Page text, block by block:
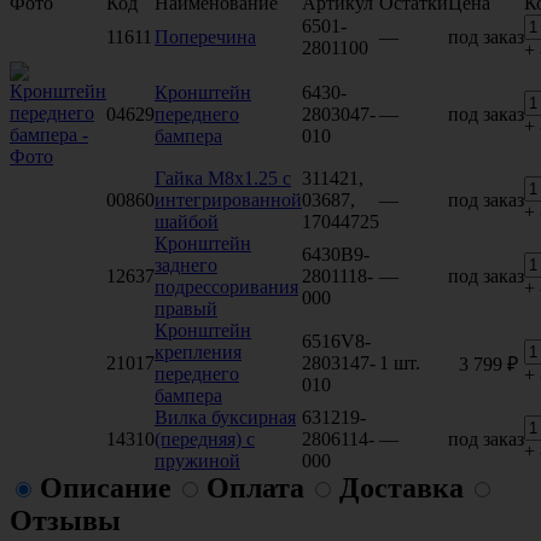
11611 Поперечина
6501-
2801100
— под заказ
+
04629
Кронштейн
переднего
бампера
6430-
2803047-
010
— под заказ
+
00860
Гайка М8х1.25 с
интегрированной
шайбой
311421,
03687,
17044725
— под заказ
+
12637
Кронштейн
заднего
подрессоривания
правый
6430В9-
2801118-
000
— под заказ
+
21017
Кронштейн
крепления
переднего
бампера
6516V8-
2803147-
010
1 шт. 3 799 ₽
+
14310
Вилка буксирная
(передняя) с
пружиной
631219-
2806114-
000
— под заказ
+
Описание Оплата
Доставка
Отзывы